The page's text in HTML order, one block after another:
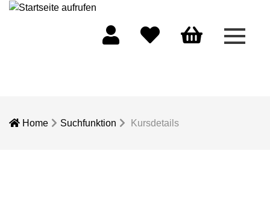
Menü
Home Suchfunktion Kursdetails